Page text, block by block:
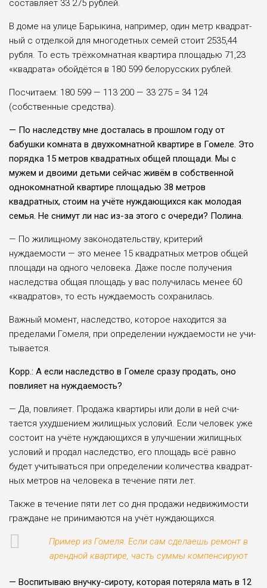
составляет 33 275 рублей.
В доме на улице Барыкина, например, один метр квадрат­
ный с отделкой для много­детных семей стоит 2535,44
рубля. То есть трёхкомнат­ная квартира площадью 71,23
«квадрата» обойдётся в 180 599 белорусских рублей.
Посчитаем: 180 599 — 113 200 — 33 275 = 34 124
(собственные средства).
— По наследству мне досталась в прошлом году от
бабушки комната в двухкомнатной квартире в Гомеле. Это
порядка 15 метров квадратных общей площади. Мы с
мужем и двоими детьми сейчас живём в собственной
однокомнатной квартире площадью 38 метров
квадратных, стоим на учёте нуждающихся как молодая
семья. Не снимут ли нас из-за этого с очереди? Полина.
— По жилищному законо­дательству, критерий
нуждаемости — это менее 15 квадрат­ных метров общей
площади на одного человека. Даже после получения
наследства общая площадь у вас получилась менее 60
«квадратов», то есть нуждаемость сохранилась.
Важный момент, наслед­ство, которое находится за
пределами Гомеля, при опре­делении нуждаемости не учи­
тывается.
Корр.: А если наследство в Гомеле сразу продать, оно
повлияет на нуждаемость?
— Да, повлияет. Продажа квартиры или доли в ней счи­
тается ухудшением жилищ­ных условий. Если человек уже
состоит на учёте нужда­ющихся в улучшении жилищ­ных
условий и продал наслед­ство, его площадь всё равно
будет учитываться при опре­делении количества квадрат­
ных метров на человека в течение пяти лет.
Также в течение пяти лет со дня продажи недвижимо­сти
граждане не принимаются на учёт нуждающихся.
Пример из Гомеля. Если сам сделаешь ремонт в
арендной квартире, часть суммы компенсируют
— Воспитываю внучку-сироту, которая поте­ряла мать в 12